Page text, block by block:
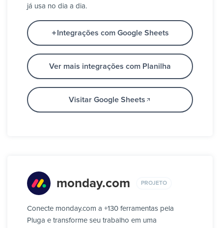
já usa no dia a dia.
Integrações com Google Sheets
Ver mais integrações com Planilha
Visitar Google Sheets
monday.com PROJETO
Conecte monday.com a +130 ferramentas pela
Pluga e transforme seu trabalho em uma